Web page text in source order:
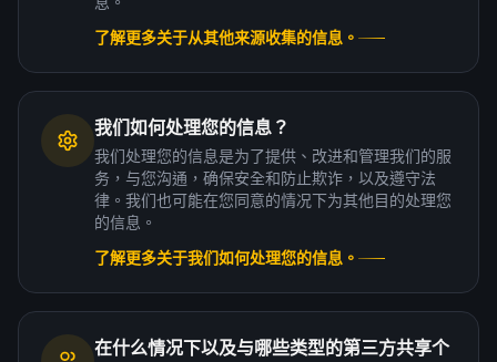
了解更多关于从其他来源收集的信息。
我们如何处理您的信息？
我们处理您的信息是为了提供、改进和管理我们的服
务，与您沟通，确保安全和防止欺诈，以及遵守法
律。我们也可能在您同意的情况下为其他目的处理您
的信息。
了解更多关于我们如何处理您的信息。
在什么情况下以及与哪些类型的第三方共享个